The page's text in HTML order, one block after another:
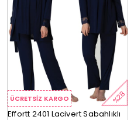
ÜCRETSIZ KARGO %28
Effortt 2401 Lacivert Sabahlıklı